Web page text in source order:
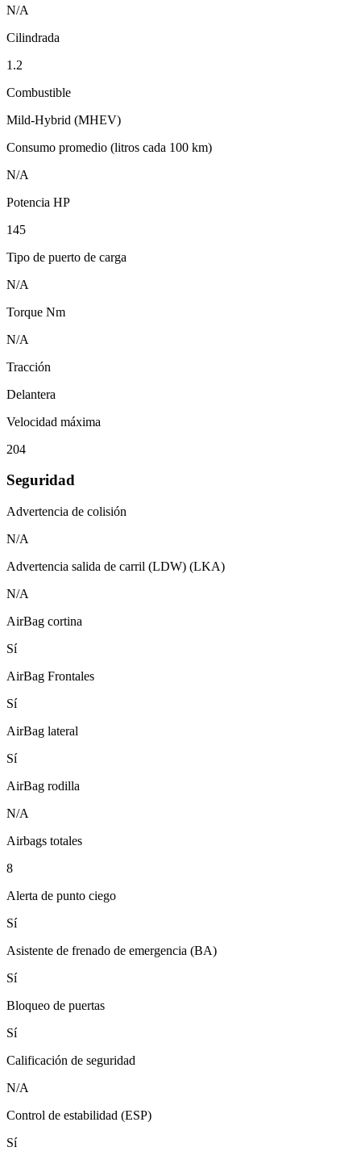
N/A
Cilindrada
1.2
Combustible
Mild-Hybrid (MHEV)
Consumo promedio (litros cada 100 km)
N/A
Potencia HP
145
Tipo de puerto de carga
N/A
Torque Nm
N/A
Tracción
Delantera
Velocidad máxima
204
Seguridad
Advertencia de colisión
N/A
Advertencia salida de carril (LDW) (LKA)
N/A
AirBag cortina
Sí
AirBag Frontales
Sí
AirBag lateral
Sí
AirBag rodilla
N/A
Airbags totales
8
Alerta de punto ciego
Sí
Asistente de frenado de emergencia (BA)
Sí
Bloqueo de puertas
Sí
Calificación de seguridad
N/A
Control de estabilidad (ESP)
Sí